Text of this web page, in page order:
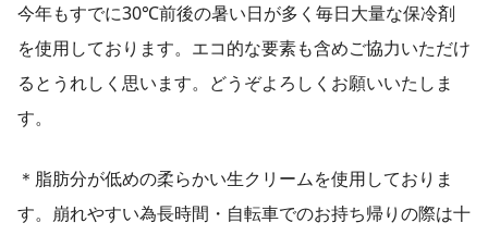
今年もすでに30℃前後の暑い日が多く毎日大量な保冷剤
を使用しております。エコ的な要素も含めご協力いただけ
るとうれしく思います。どうぞよろしくお願いいたしま
す。
＊脂肪分が低めの柔らかい生クリームを使用しておりま
す。崩れやすい為長時間・自転車でのお持ち帰りの際は十